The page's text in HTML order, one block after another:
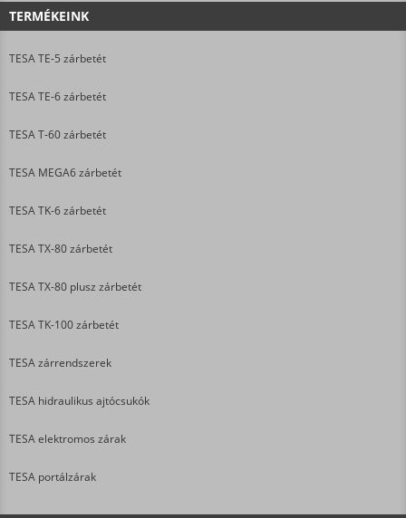
TERMÉKEINK
TESA TE-5 zárbetét
TESA TE-6 zárbetét
TESA T-60 zárbetét
TESA MEGA6 zárbetét
TESA TK-6 zárbetét
TESA TX-80 zárbetét
TESA TX-80 plusz zárbetét
TESA TK-100 zárbetét
TESA zárrendszerek
TESA hidraulikus ajtócsukók
TESA elektromos zárak
TESA portálzárak